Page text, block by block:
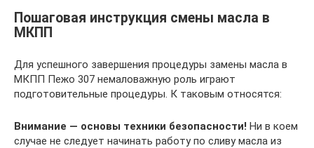
Пошаговая инструкция смены масла в
МКПП
Для успешного завершения процедуры замены масла в
МКПП Пежо 307 немаловажную роль играют
подготовительные процедуры. К таковым относятся:
Внимание — основы техники безопасности! Ни в коем
случае не следует начинать работу по сливу масла из